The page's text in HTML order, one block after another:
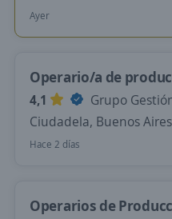
Ayer
Operario/a de
4,1
Grupo
Ciudadela, Buenos
Hace 2 días
Operarios de